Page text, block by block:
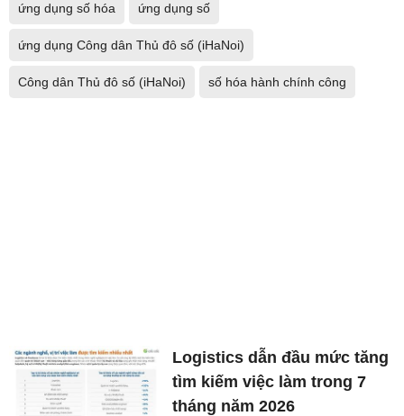
ứng dụng số hóa ứng dụng số
ứng dụng Công dân Thủ đô số (iHaNoi)
Công dân Thủ đô số (iHaNoi) số hóa hành chính công
Logistics dẫn đầu mức tăng
tìm kiếm việc làm trong 7
tháng năm 2026